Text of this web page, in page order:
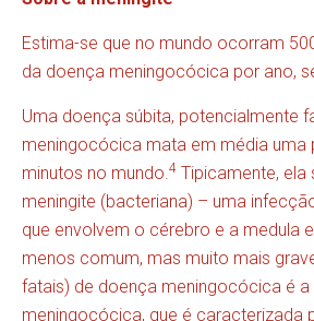
Estima-se que no mundo ocorram
da doença meningocócica por ano,
Uma doença súbita, potencialmente
meningocócica mata em média uma
minutos no mundo.4 Tipicamente,
meningite (bacteriana) – uma
que envolvem o cérebro e a medula
menos comum, mas muito mais
fatais) de doença meningocócica é
meningocócica, que é caracterizada